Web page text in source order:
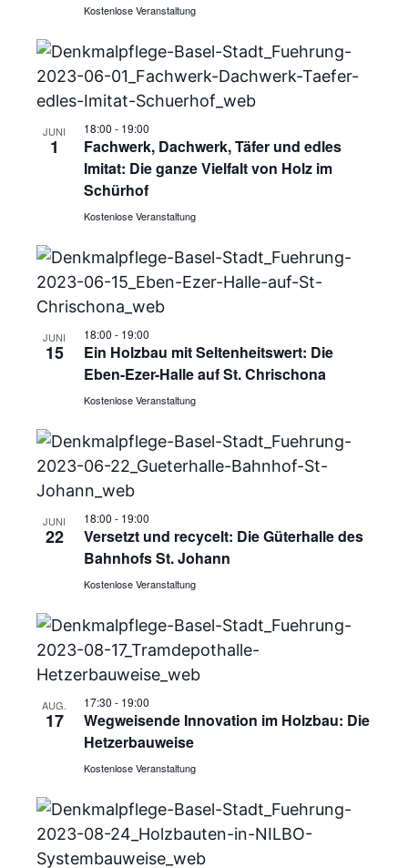
Kostenlose Veranstaltung
JUNI
1
18:00 - 19:00
Fachwerk, Dachwerk, Täfer und edles
Imitat: Die ganze Vielfalt von Holz im
Schürhof
Kostenlose Veranstaltung
JUNI
15
18:00 - 19:00
Ein Holzbau mit Seltenheitswert: Die
Eben-Ezer-Halle auf St. Chrischona
Kostenlose Veranstaltung
JUNI
22
18:00 - 19:00
Versetzt und recycelt: Die Güterhalle des
Bahnhofs St. Johann
Kostenlose Veranstaltung
AUG.
17
17:30 - 19:00
Wegweisende Innovation im Holzbau: Die
Hetzerbauweise
Kostenlose Veranstaltung